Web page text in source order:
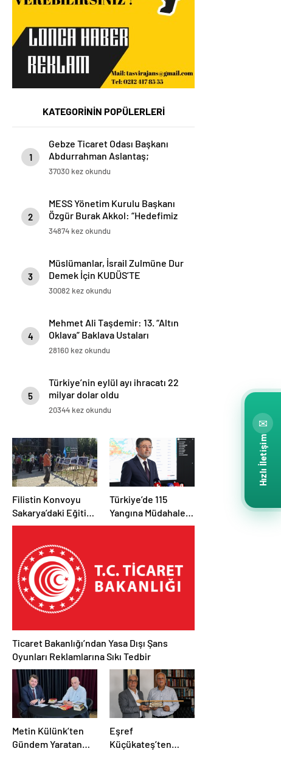
KATEGORİNİN POPÜLERLERİ
1
Gebze Ticaret Odası Başkanı
Abdurrahman Aslantaş;
“Gebze’nin en büyük şansı
olması. Yabancı sermaye,
networklarıyla ve know-
hows’ları ile Gebze’yi ticarette,
37030 kez okundu
2
MESS Yönetim Kurulu Başkanı
Özgür Burak Akkol: “Hedefimiz
işçi sendikaları ile iş birliği
34874 kez okundu
3
Müslümanlar, İsrail Zulmüne Dur
Demek İçin KUDÜS’TE
BULUŞMAK ÜZERE ahitleşiyor…
30082 kez okundu
4
Mehmet Ali Taşdemir: 13. “Altın
Oklava” Baklava Ustaları
Yarışması ve “Baklava Festivali”
28160 kez okundu
5
Türkiye’nin eylül ayı ihracatı 22
milyar dolar oldu
20344 kez okundu
Filistin Konvoyu
Sakarya’daki Eğitim
Kampını
Etabı Başlıyor
Türkiye’de 115
Yangına Müdahale
Edildi: 110’u Kontrol
Ticaret Bakanlığı’ndan Yasa Dışı Şans
Oyunları Reklamlarına Sıkı Tedbir
Metin Külünk’ten
Gündem Yaratan
Eşref
Küçükateş’ten
✉
Hızlı İletişim